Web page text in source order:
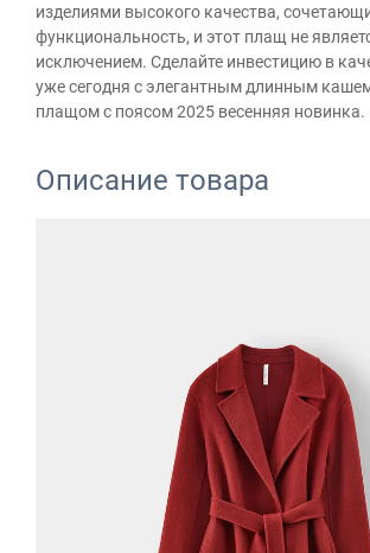
изделиями высокого качества,
функциональность, и этот плащ не
исключением. Сделайте инвестицию в
уже сегодня с элегантным длинным
плащом с поясом 2025 весенняя новинка.
Описание товара